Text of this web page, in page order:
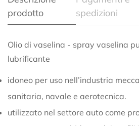
prodotto
spedizioni
Olio di vaselina - spray vaselina
lubrificante
idoneo per uso nell’industria
sanitaria, navale e aerotecnica.
utilizzato nel settore auto come
Are you 18 years